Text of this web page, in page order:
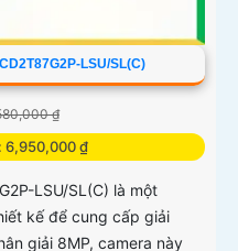
LSU/SL(C)
₫
6,950,000 ₫
LSU/SL(C) là một
kế để cung cấp giải
giải 8MP, camera này